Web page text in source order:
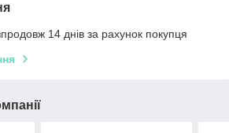
14 днів за рахунок покупця